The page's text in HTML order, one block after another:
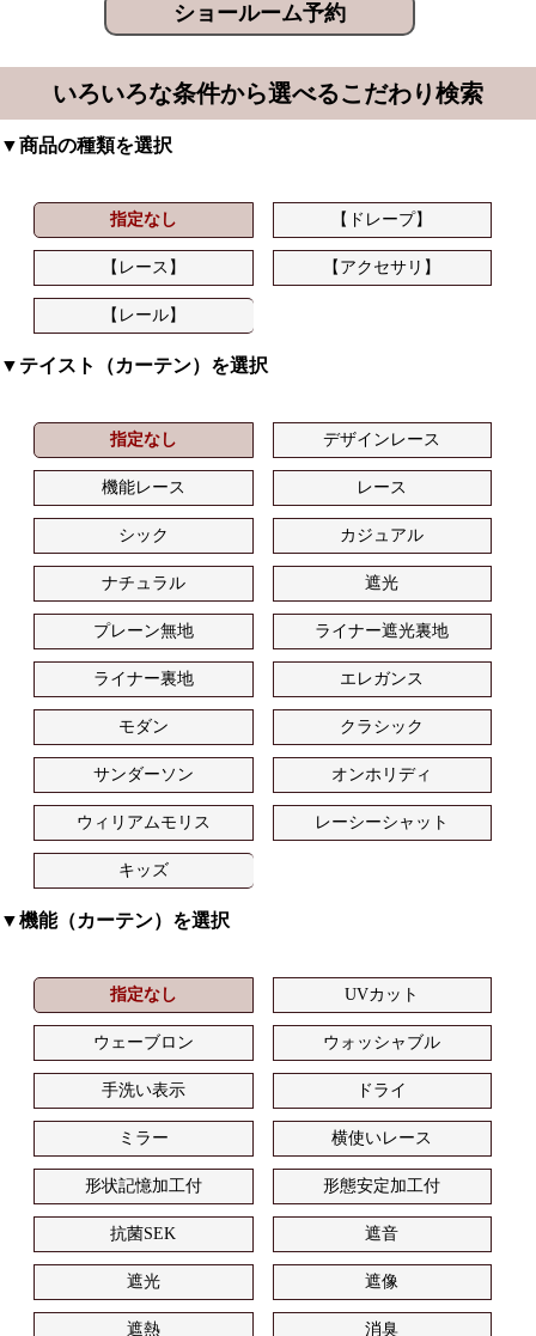
ショールーム予約
いろいろな条件から選べるこだわり検索
▼商品の種類を選択
指定なし 【ドレープ】
【レース】 【アクセサリ】
【レール】
▼テイスト（カーテン）を選択
指定なし デザインレース
機能レース レース
シック カジュアル
ナチュラル 遮光
プレーン無地 ライナー遮光裏地
ライナー裏地 エレガンス
モダン クラシック
サンダーソン オンホリディ
ウィリアムモリス レーシーシャット
キッズ
▼機能（カーテン）を選択
指定なし UVカット
ウェーブロン ウォッシャブル
手洗い表示 ドライ
ミラー 横使いレース
形状記憶加工付 形態安定加工付
抗菌SEK 遮音
遮光 遮像
遮熱 消臭